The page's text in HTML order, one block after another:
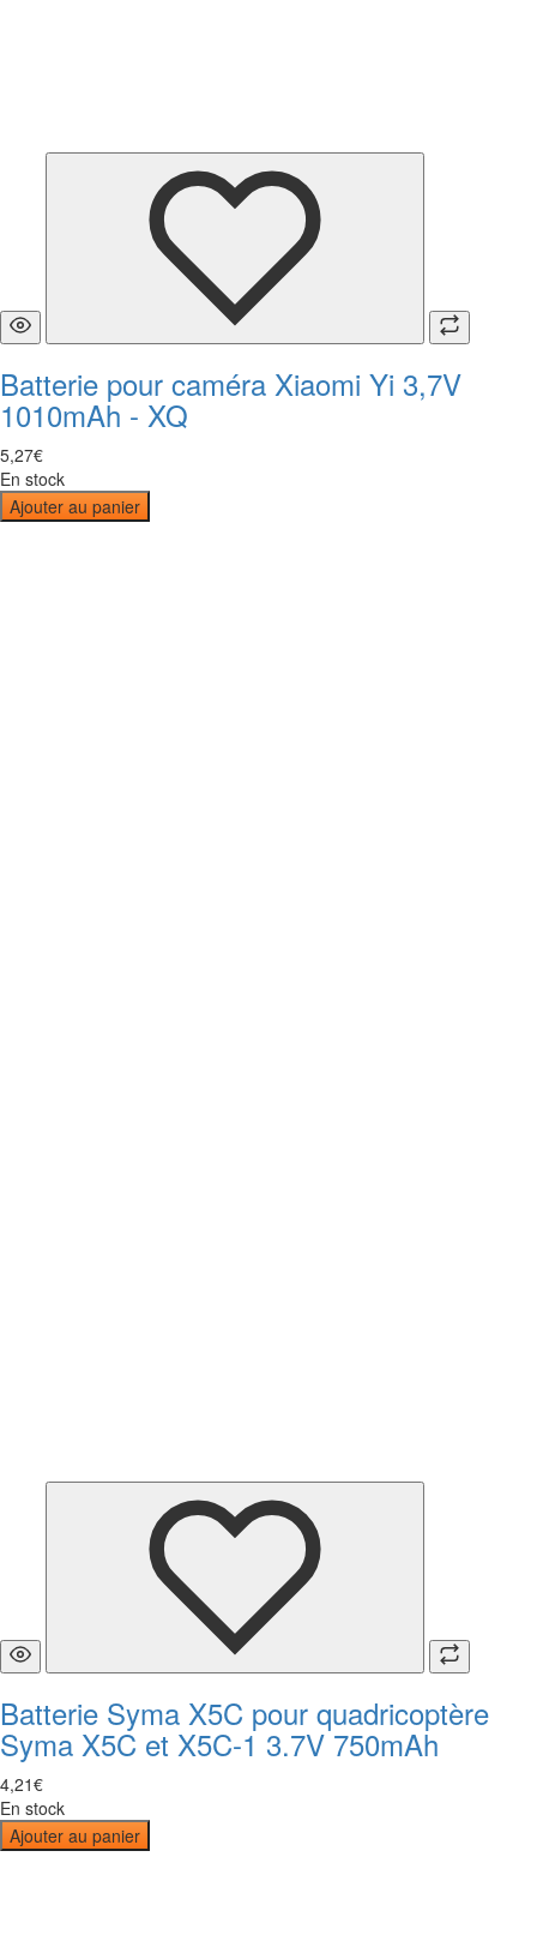
Batterie pour caméra Xiaomi Yi 3,7V
1010mAh - XQ
5,27€
En stock
Ajouter au panier
Batterie Syma X5C pour quadricoptère
Syma X5C et X5C-1 3.7V 750mAh
4,21€
En stock
Ajouter au panier